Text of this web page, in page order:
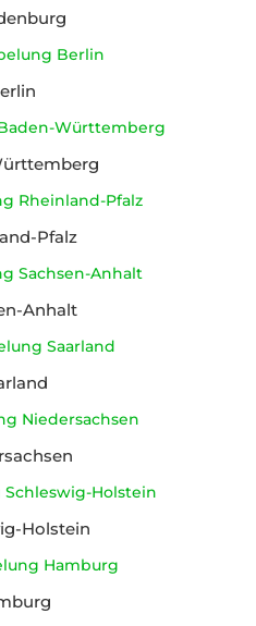
Pfalz
Anhalt
Holstein